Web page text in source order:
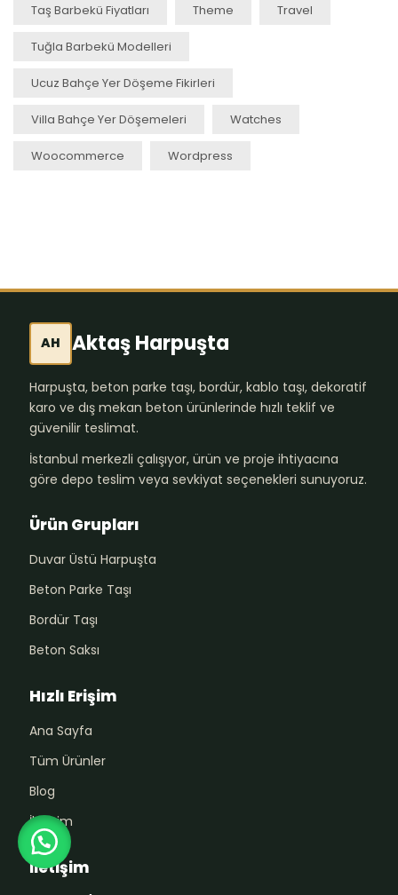
Taş Barbekü Fiyatları Theme Travel
Tuğla Barbekü Modelleri
Ucuz Bahçe Yer Döşeme Fikirleri
Villa Bahçe Yer Döşemeleri Watches
Woocommerce Wordpress
AH Aktaş Harpuşta
Harpuşta, beton parke taşı, bordür, kablo taşı, dekoratif
karo ve dış mekan beton ürünlerinde hızlı teklif ve
güvenilir teslimat.
İstanbul merkezli çalışıyor, ürün ve proje ihtiyacına
göre depo teslim veya sevkiyat seçenekleri sunuyoruz.
Ürün Grupları
Duvar Üstü Harpuşta
Beton Parke Taşı
Bordür Taşı
Beton Saksı
Hızlı Erişim
Ana Sayfa
Tüm Ürünler
Blog
İletişim
İletişim